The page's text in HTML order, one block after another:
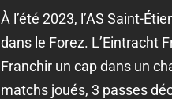
À l’été 2023, l’AS Saint-
dans le Forez. L’Eintracht
Franchir un cap dans un
matchs joués, 3 passes